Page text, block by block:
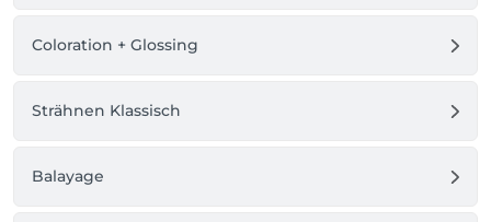
Coloration + Glossing
Strähnen Klassisch
Balayage